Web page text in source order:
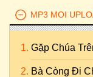
MP3 MOI
Gặp Chúa
Bà Còng Đi